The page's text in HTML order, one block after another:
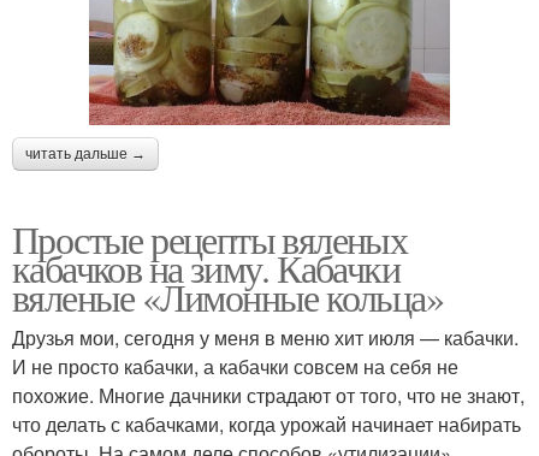
читать дальше →
Простые рецепты вяленых
кабачков на зиму. Кабачки
вяленые «Лимонные кольца»
Друзья мои, сегодня у меня в меню хит июля — кабачки.
И не просто кабачки, а кабачки совсем на себя не
похожие. Многие дачники страдают от того, что не знают,
что делать с кабачками, когда урожай начинает набирать